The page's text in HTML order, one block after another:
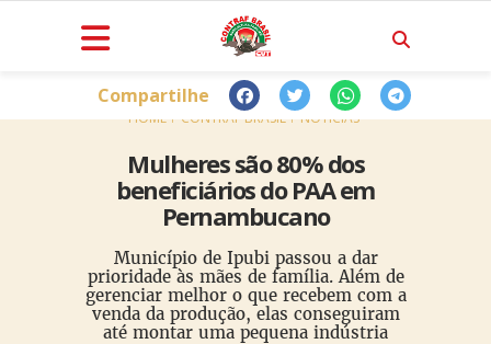
HOME CONTRAF BRASIL NOTÍCIAS
Mulheres são 80% dos
beneficiários do PAA em
Pernambucano
Município de Ipubi passou a dar
prioridade às mães de família. Além de
gerenciar melhor o que recebem com a
venda da produção, elas conseguiram
até montar uma pequena indústria
Compartilhe